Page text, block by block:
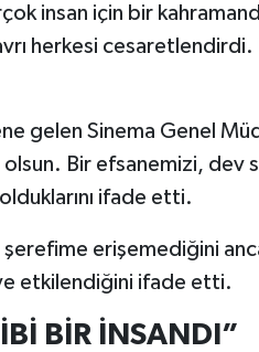
insan için bir
herkesi cesaretlendirdi.
gelen Sinema Genel
Bir efsanemizi, dev
ifade etti.
şerefime erişemediğini
etkilendiğini ifade etti.
BİR İNSANDI”